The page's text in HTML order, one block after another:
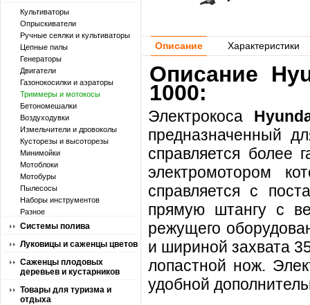
Культиваторы
Опрыскиватели
Ручные сеялки и культиваторы
Цепные пилы
Генераторы
Двигатели
Газонокосилки и аэраторы
Триммеры и мотокосы
Бетономешалки
Воздуходувки
Измельчители и дровоколы
Кусторезы и высоторезы
Минимойки
Мотоблоки
Мотобуры
Пылесосы
Наборы инструментов
Разное
Системы полива
Луковицы и саженцы цветов
Саженцы плодовых
деревьев и кустарников
Товары для туризма и
отдыха
Описание Характеристики
Описание
1000:
Электрокоса
предназначенный
справляется более
электромотором
справляется с
прямую штангу с
режущего
и шириной захвата
лопастной нож.
удобной